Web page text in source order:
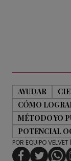
AYUDAR
CÓMO
MÉTODO YO
POTENCIAL
POR EQUIPO VELVET